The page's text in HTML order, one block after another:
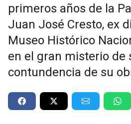
primeros años de la
Juan José Cresto, ex
Museo Histórico
en el gran misterio de
contundencia de su